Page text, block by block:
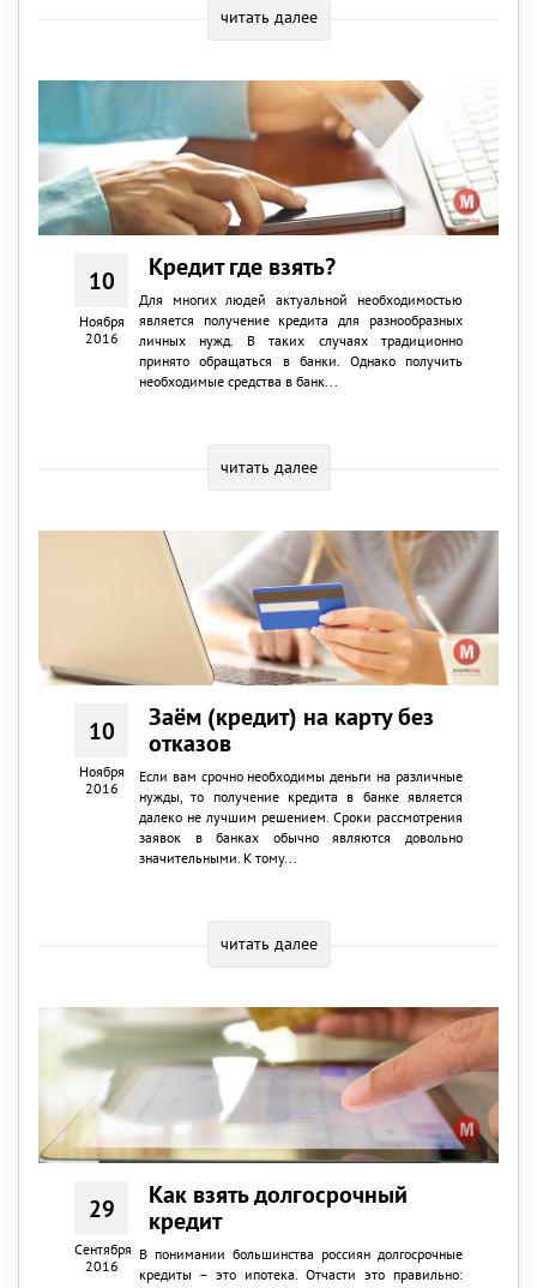
читать далее
10
Ноября
2016
Кредит где взять?
Для многих людей актуальной необходимостью
является получение кредита для разнообразных
личных нужд. В таких случаях традиционно
принято обращаться в банки. Однако получить
необходимые средства в банк...
читать далее
10
Ноября
2016
Заём (кредит) на карту без
отказов
Если вам срочно необходимы деньги на различные
нужды, то получение кредита в банке является
далеко не лучшим решением. Сроки рассмотрения
заявок в банках обычно являются довольно
значительными. К тому...
читать далее
29
Сентября
2016
Как взять долгосрочный
кредит
В понимании большинства россиян долгосрочные
кредиты – это ипотека. Отчасти это правильно: